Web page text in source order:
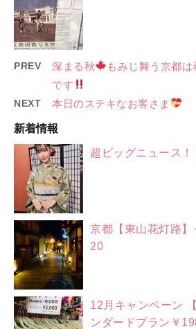
PREV 深まる秋 もみじ舞う京都は
です
NEXT 本日のステキなお客さま
新着情報
超ビッグニュース！
京都【東山花灯路】
20
12月キャンペーン
ンダードプラン￥